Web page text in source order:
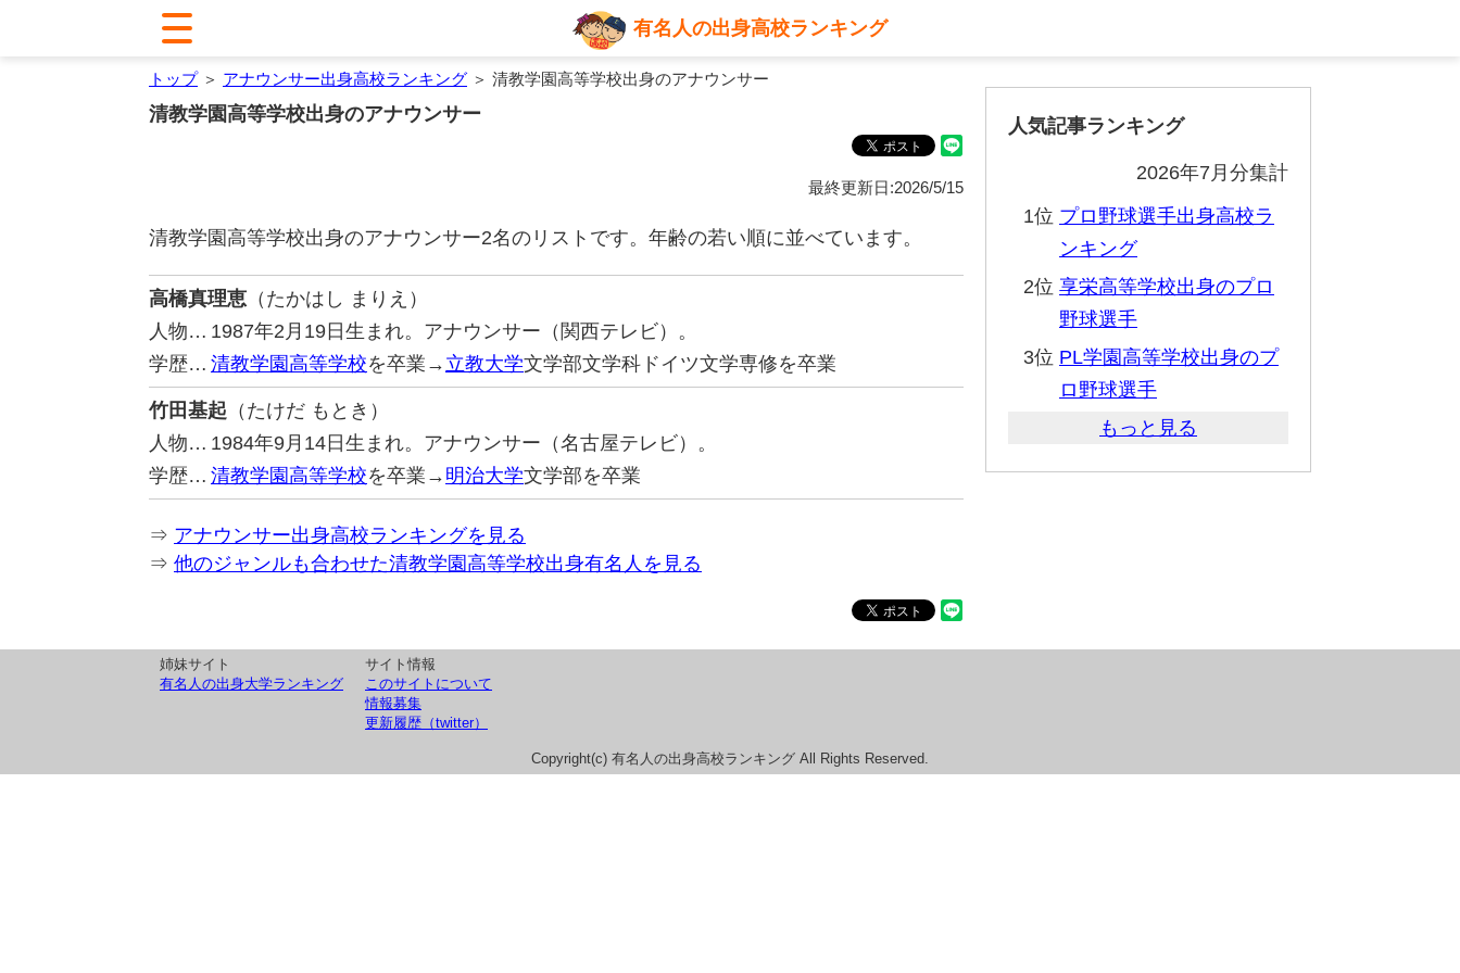
有名人の出身高校ランキング
トップ＞ アナウンサー出身高校ランキング ＞ 清教学園高等学校出身のアナウンサー
清教学園高等学校出身のアナウンサー
最終更新日:2026/5/15
清教学園高等学校出身のアナウンサー2名のリストです。年齢の若い順に並べています。
高橋真理恵 （たかはし まりえ）
人物… 1987年2月19日生まれ。アナウンサー（関西テレビ）。
学歴… 清教学園高等学校を卒業→ 立教大学文学部文学科ドイツ文学専修を卒業
竹田基起 （たけだ もとき）
人物… 1984年9月14日生まれ。アナウンサー（名古屋テレビ）。
学歴… 清教学園高等学校を卒業→ 明治大学文学部を卒業
⇒ アナウンサー出身高校ランキングを見る
⇒ 他のジャンルも合わせた清教学園高等学校出身有名人を見る
人気記事ランキング
2026年7月分集計
1位 プロ野球選手出身高校ラ
ンキング
2位 享栄高等学校出身のプロ
野球選手
3位 PL学園高等学校出身のプ
ロ野球選手
もっと見る
姉妹サイト
有名人の出身大学ランキング
サイト情報
このサイトについて
情報募集
更新履歴（twitter）
Copyright(c) 有名人の出身高校ランキング All Rights Reserved.